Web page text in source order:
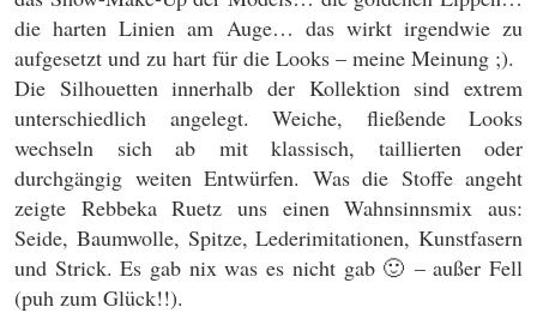
die harten Linien am Auge… das wirkt irgendwie zu
aufgesetzt und zu hart für die Looks – meine Meinung ;).
Die Silhouetten innerhalb der Kollektion sind extrem
unterschiedlich angelegt. Weiche, fließende Looks
wechseln sich ab mit klassisch, taillierten oder
durchgängig weiten Entwürfen. Was die Stoffe angeht
zeigte Rebbeka Ruetz uns einen Wahnsinnsmix aus:
Seide, Baumwolle, Spitze, Lederimitationen, Kunstfasern
und Strick. Es gab nix was es nicht gab 🙂 – außer Fell
(puh zum Glück!!).